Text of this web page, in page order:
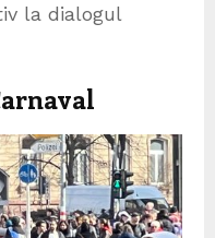
la dialogul